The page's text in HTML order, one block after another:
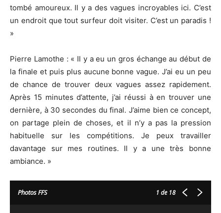
tombé amoureux. Il y a des vagues incroyables ici. C’est
un endroit que tout surfeur doit visiter. C’est un paradis !
»
Pierre Lamothe : « Il y a eu un gros échange au début de
la finale et puis plus aucune bonne vague. J’ai eu un peu
de chance de trouver deux vagues assez rapidement.
Après 15 minutes d’attente, j’ai réussi à en trouver une
dernière, à 30 secondes du final. J’aime bien ce concept,
on partage plein de choses, et il n’y a pas la pression
habituelle sur les compétitions. Je peux travailler
davantage sur mes routines. Il y a une très bonne
ambiance. »
Photos FFS 1 de 18